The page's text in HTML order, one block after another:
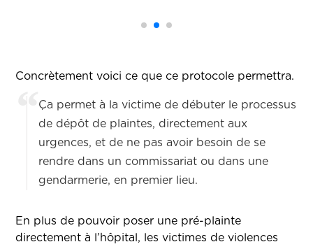
Concrètement voici ce que ce protocole permettra.
Ça permet à la victime de débuter le processus
de dépôt de plaintes, directement aux
urgences, et de ne pas avoir besoin de se
rendre dans un commissariat ou dans une
gendarmerie, en premier lieu.
En plus de pouvoir poser une pré-plainte
directement à l’hôpital, les victimes de violences